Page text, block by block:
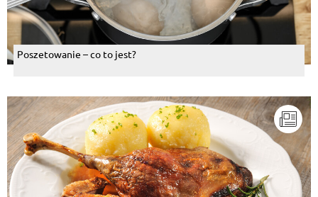
Poszetowanie – co to jest?